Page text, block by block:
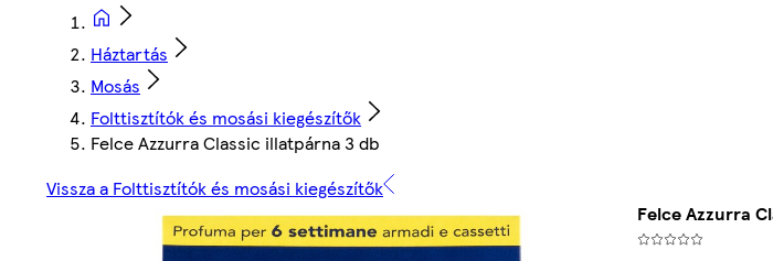
Háztartás
Mosás
Folttisztítók és mosási kiegészítők
Felce Azzurra Classic illatpárna 3 db
Vissza a Folttisztítók és mosási kiegészítők
Felce Azzurra